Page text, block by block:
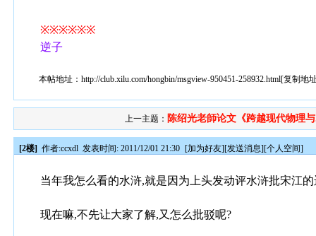
※※※※※※
逆子
本帖地址：http://club.xilu.com/hongbin/msgview-950451-258932.html[复制地
上一主题： 陈绍光老師论文《跨越现代物理
[2楼] 作者:ccxdl 发表时间: 2011/12/01 21:30 [加为好友][发送消息][个人空间]
当年我怎么看的水浒,就是因为上头发动评水浒批宋江
现在嘛,不先让大家了解,又怎么批驳呢?